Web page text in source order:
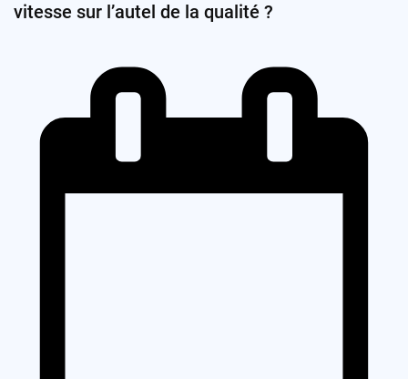
vitesse sur l’autel de la qualité ?